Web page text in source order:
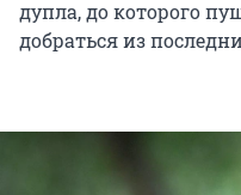
дупла, до которого
добраться из